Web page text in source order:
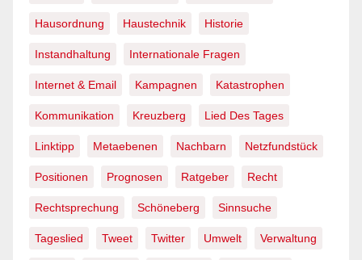
Hausordnung Haustechnik Historie
Instandhaltung Internationale Fragen
Internet & Email Kampagnen Katastrophen
Kommunikation Kreuzberg Lied Des Tages
Linktipp Metaebenen Nachbarn Netzfundstück
Positionen Prognosen Ratgeber Recht
Rechtsprechung Schöneberg Sinnsuche
Tageslied Tweet Twitter Umwelt Verwaltung